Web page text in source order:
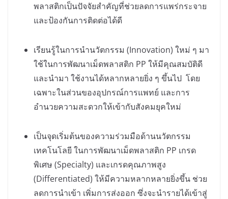
พลาสติกเป็นปัจจัยสำคัญที่ช่วยลดการแพร่กระจาย
และป้องกันการติดต่อได้ดี
เรียนรู้ในการนำนวัตกรรม (Innovation) ใหม่ ๆ มา
ใช้ในการพัฒนาเม็ดพลาสติก PP ให้มีคุณสมบัติดี
และนำมา ใช้งานได้หลากหลายยิ่ง ๆ ขึ้นไป โดย
เฉพาะในส่วนของอุปกรณ์การแพทย์ และการ
อำนวยความสะดวกให้เข้ากับสังคมยุคใหม่
เป็นจุดเริ่มต้นของความร่วมมือด้านนวัตกรรม
เทคโนโลยี ในการพัฒนาเม็ดพลาสติก PP เกรด
พิเศษ (Specialty) และเกรดคุณภาพสูง
(Differentiated) ให้มีความหลากหลายยิ่งขึ้น ช่วย
ลดการนำเข้า เพิ่มการส่งออก ซึ่งจะนำรายได้เข้าสู่